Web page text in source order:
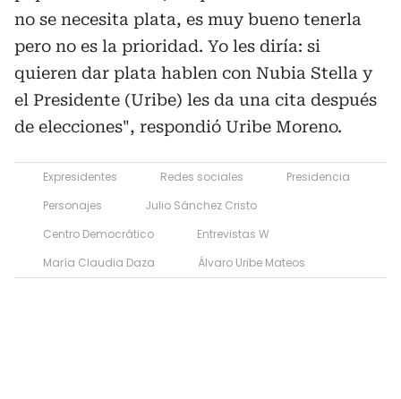
no se necesita plata, es muy bueno tenerla
pero no es la prioridad. Yo les diría: si
quieren dar plata hablen con Nubia Stella y
el Presidente (Uribe) les da una cita después
de elecciones", respondió Uribe Moreno.
Expresidentes Redes sociales
Presidencia
Personajes
Julio Sánchez Cristo
Centro Democrático
Entrevistas W
María Claudia Daza
Álvaro Uribe Mateos